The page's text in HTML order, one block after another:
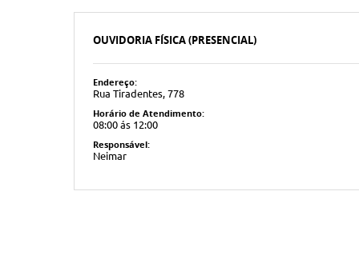
OUVIDORIA FÍSICA (PRESENCIAL)
Endereço:
Rua Tiradentes, 778
Horário de Atendimento:
08:00 ás 12:00
Responsável:
Neimar